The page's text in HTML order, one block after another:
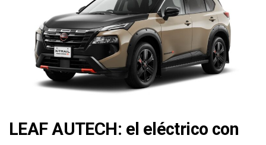
LEAF AUTECH: el eléctrico con